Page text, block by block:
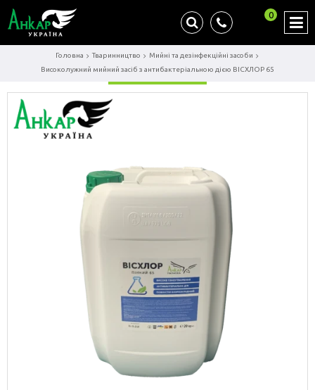
0
Головна Тваринництво
Мийні та дезінфекційні засоби
Високолужний мийний засіб з антибактеріальною дією ВІСХЛОР 65